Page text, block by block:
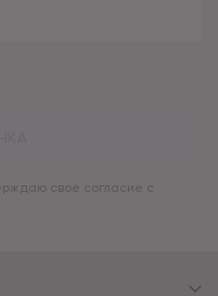
свое согласие с